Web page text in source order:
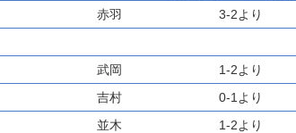
赤羽 3-2より
武岡 1-2より
吉村 0-1より
並木 1-2より